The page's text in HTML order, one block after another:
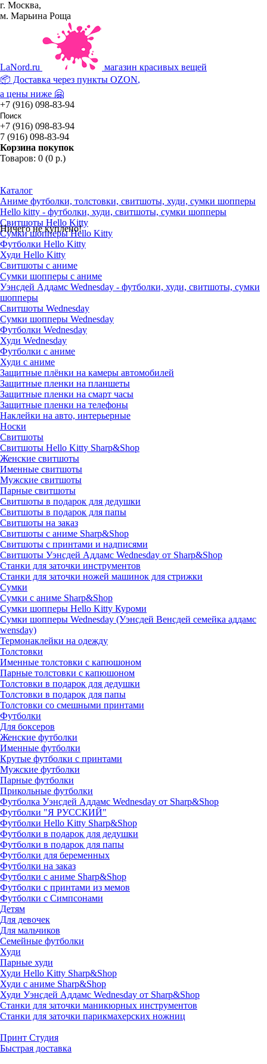
г. Москва,
м. Марьина Роща
LaNord.ru
магазин красивых вещей
📦 Доставка через пункты OZON,
а цены ниже 🤗
+7 (916) 098-83-94
+7 (916) 098-83-94
7 (916) 098-83-94
Корзина покупок
Товаров: 0 (0 р.)
Ничего не куплено!
Каталог
Аниме футболки, толстовки, свитшоты, худи, сумки шопперы
Hello kitty - футболки, худи, свитшоты, сумки шопперы
Свитшоты Hello Kitty
Сумки шопперы Hello Kitty
Футболки Hello Kitty
Худи Hello Kitty
Свитшоты с аниме
Сумки шопперы с аниме
Уэнсдей Аддамс Wednesday - футболки, худи, свитшоты, сумки
шопперы
Свитшоты Wednesday
Сумки шопперы Wednesday
Футболки Wednesday
Худи Wednesday
Футболки с аниме
Худи с аниме
Защитные плёнки на камеры автомобилей
Защитные пленки на планшеты
Защитные пленки на смарт часы
Защитные пленки на телефоны
Наклейки на авто, интерьерные
Носки
Свитшоты
Cвитшоты Hello Kitty Sharp&Shop
Женские свитшоты
Именные свитшоты
Мужские свитшоты
Парные свитшоты
Свитшоты в подарок для дедушки
Свитшоты в подарок для папы
Свитшоты на заказ
Свитшоты с аниме Sharp&Shop
Свитшоты с принтами и надписями
Свитшоты Уэнсдей Аддамс Wednesday от Sharp&Shop
Станки для заточки инструментов
Станки для заточки ножей машинок для стрижки
Сумки
Сумки с аниме Sharp&Shop
Сумки шопперы Hello Kitty Куроми
Сумки шопперы Wednesday (Уэнсдей Венсдей семейка аддамс
wensday)
Термонаклейки на одежду
Толстовки
Именные толстовки с капюшоном
Парные толстовки с капюшоном
Толстовки в подарок для дедушки
Толстовки в подарок для папы
Толстовки со смешными принтами
Футболки
Для боксеров
Женские футболки
Именные футболки
Крутые футболки с принтами
Мужские футболки
Парные футболки
Прикольные футболки
Футболка Уэнсдей Аддамс Wednesday от Sharp&Shop
Футболки "Я РУССКИЙ"
Футболки Hello Kitty Sharp&Shop
Футболки в подарок для дедушки
Футболки в подарок для папы
Футболки для беременных
Футболки на заказ
Футболки с аниме Sharp&Shop
Футболки с принтами из мемов
Футболки с Симпсонами
Детям
Для девочек
Для мальчиков
Семейные футболки
Худи
Парные худи
Худи Hello Kitty Sharp&Shop
Худи с аниме Sharp&Shop
Худи Уэнсдей Аддамс Wednesday от Sharp&Shop
Станки для заточки маникюрных инструментов
Станки для заточки парикмахерских ножниц
Принт Студия
Быстрая доставка